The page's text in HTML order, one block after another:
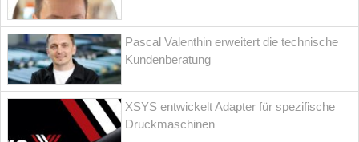
Pascal Valenthin erweitert die technische
Kundenberatung
XSYS entwickelt Adapter für spezifische
Druckmaschinen